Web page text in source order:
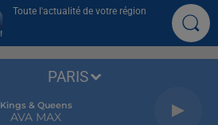
Toute l'actualité de votre région
Kings & Queens
AVA MAX
PARIS